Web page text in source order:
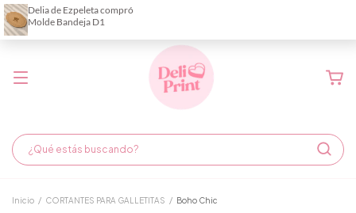
Demora de fabricación hasta 6 días hábiles
Inicio / CORTANTES PARA GALLETITAS / Boho Chic